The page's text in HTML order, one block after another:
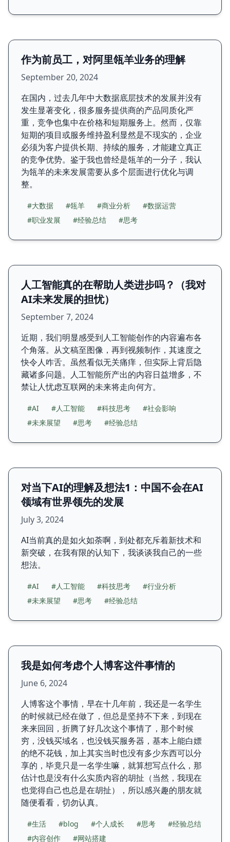
作为前员工，对阿里瓴羊业务的理解
September 20, 2024
在国内，过去几年中大数据底层技术的发展并没有
发生显著变化，很多服务提供商的产品同质化严
重，竞争也集中在价格和短期服务上。然而，仅靠
短期的项目或服务维持盈利显然是不现实的，企业
必须为客户提供长期、持续的服务，才能建立真正
的竞争优势。鉴于我也曾经是瓴羊的一分子，我认
为瓴羊的未来发展需要从多个层面进行优化与调
整。
#大数据 #瓴羊 #商业分析
#数据运营
#职业发展
#经验总结 #思考
人工智能真的在帮助人类进步吗？（我对
AI未来发展的担忧）
September 7, 2024
近期，我们明显感受到人工智能创作的内容遍布各
个角落。从文稿至图像，再到视频制作，其速度之
快令人咋舌。虽然看似无关痛痒，但实际上背后隐
藏诸多问题。人工智能所产出的内容日益增多，不
禁让人忧虑互联网的未来将走向何方。
#AI #人工智能 #科技思考
#社会影响
#未来展望
#思考 #经验总结
对当下AI的理解及想法1：中国不会在AI
领域有世界领先的发展
July 3, 2024
AI当前真的是如火如荼啊，到处都充斥着新技术和
新突破，在我有限的认知下，我谈谈我自己的一些
想法。
#AI #人工智能 #科技思考
#行业分析
#未来展望
#思考 #经验总结
我是如何考虑个人博客这件事情的
June 6, 2024
人博客这个事情，早在十几年前，我还是一名学生
的时候就已经在做了，但总是坚持不下来，到现在
来来回回，折腾了好几次这个事情了，那个时候
穷，没钱买域名，也没钱买服务器，基本上能白嫖
的绝不花钱，加上其实当时也没有多少东西可以分
享的，毕竟只是一名学生嘛，就算想写点什么，那
估计也是没有什么实质内容的胡扯（当然，我现在
也觉得自己也总是在胡扯），所以感兴趣的朋友就
随便看看，切勿认真。
#生活 #blog #个人成长 #思考
#经验总结
#内容创作
#网站搭建